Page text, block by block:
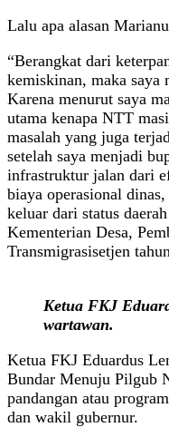
Lalu apa alasan
“Berangkat dari
kemiskinan, maka saya
Karena menurut saya
utama kenapa NTT
masalah yang juga
setelah saya menjadi
infrastruktur jalan dari
biaya operasional
keluar dari status
Kementerian Desa,
Transmigrasisetjen
Ketua FKJ
wartawan.
Ketua FKJ Eduardus
Bundar Menuju Pilgub
pandangan atau
dan wakil gubernur.